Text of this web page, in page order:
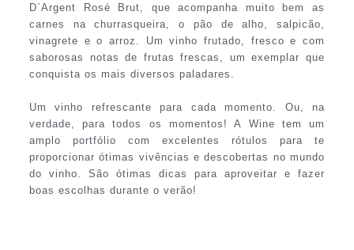
D`Argent Rosé Brut, que acompanha muito bem as
carnes na churrasqueira, o pão de alho, salpicão,
vinagrete e o arroz. Um vinho frutado, fresco e com
saborosas notas de frutas frescas, um exemplar que
conquista os mais diversos paladares.
Um vinho refrescante para cada momento. Ou, na
verdade, para todos os momentos! A Wine tem um
amplo portfólio com excelentes rótulos para te
proporcionar ótimas vivências e descobertas no mundo
do vinho. São ótimas dicas para aproveitar e fazer
boas escolhas durante o verão!